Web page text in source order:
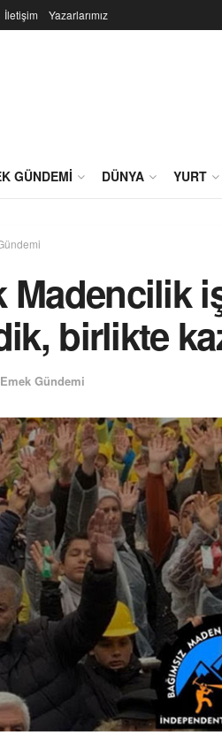
İletişim Yazarlarımız
GÜNDEMI DÜNYA YURT
Madencilik
birlikte
Emek Gündemi